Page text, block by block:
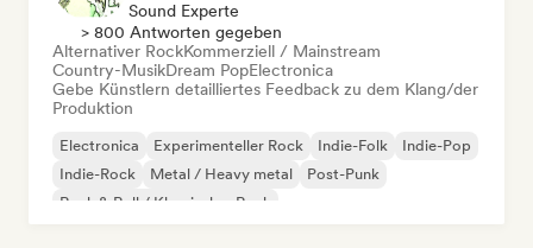
Sound Experte
> 800 Antworten gegeben
Alternativer RockKommerziell / Mainstream
Country-MusikDream PopElectronica
Gebe Künstlern detailliertes Feedback zu dem Klang/der
Produktion
Electronica Experimenteller Rock Indie-Folk
Indie-Pop
Indie-Rock
Metal / Heavy metal
Post-Punk
Rock & Roll / Klassischer Rock